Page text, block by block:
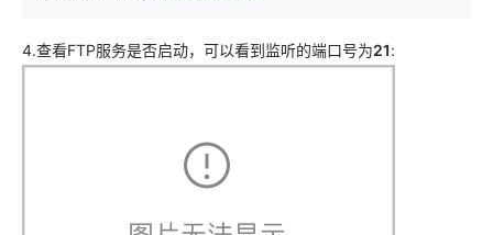
4.查看FTP服务是否启动，可以看到监听的端口号为21: